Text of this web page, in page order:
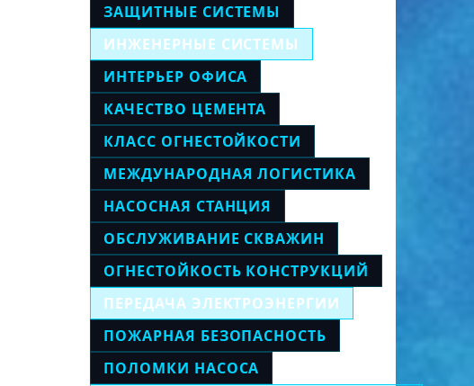
ЗАЩИТНЫЕ СИСТЕМЫ
ИНЖЕНЕРНЫЕ СИСТЕМЫ
ИНТЕРЬЕР ОФИСА
КАЧЕСТВО ЦЕМЕНТА
КЛАСС ОГНЕСТОЙКОСТИ
МЕЖДУНАРОДНАЯ ЛОГИСТИКА
НАСОСНАЯ СТАНЦИЯ
ОБСЛУЖИВАНИЕ СКВАЖИН
ОГНЕСТОЙКОСТЬ КОНСТРУКЦИЙ
ПЕРЕДАЧА ЭЛЕКТРОЭНЕРГИИ
ПОЖАРНАЯ БЕЗОПАСНОСТЬ
ПОЛОМКИ НАСОСА